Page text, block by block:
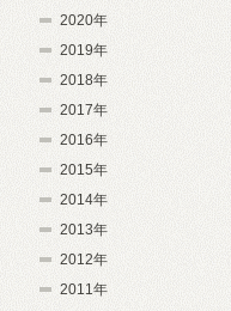
2020年
2019年
2018年
2017年
2016年
2015年
2014年
2013年
2012年
2011年